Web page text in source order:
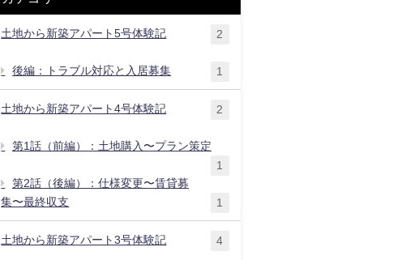
土地から新築アパート5号体験記 2
後編：トラブル対応と入居募集 1
土地から新築アパート4号体験記 2
第1話（前編）：土地購入〜プラン策定
1
第2話（後編）：仕様変更〜賃貸募
集〜最終収支
1
土地から新築アパート3号体験記 4